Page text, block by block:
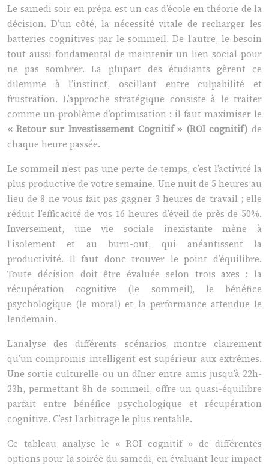
Le samedi soir en prépa est un cas d’école en théorie de la
décision. D’un côté, la nécessité vitale de recharger les
batteries cognitives par le sommeil. De l’autre, le besoin
tout aussi fondamental de maintenir un lien social pour
ne pas sombrer. La plupart des étudiants gèrent ce
dilemme à l’instinct, oscillant entre culpabilité et
frustration. L’approche stratégique consiste à le traiter
comme un problème d’optimisation : il faut maximiser le
« Retour sur Investissement Cognitif » (ROI cognitif) de
chaque heure passée.
Le sommeil n’est pas une perte de temps, c’est l’activité la
plus productive de votre semaine. Une nuit de 5 heures au
lieu de 8 ne vous fait pas gagner 3 heures de travail ; elle
réduit l’efficacité de vos 16 heures d’éveil de près de 50%.
Inversement, une vie sociale inexistante mène à
l’isolement et au burn-out, qui anéantissent la
productivité. Il faut donc trouver le point d’équilibre.
Toute décision doit être évaluée selon trois axes : la
récupération cognitive (le sommeil), le bénéfice
psychologique (le moral) et la performance attendue le
lendemain.
L’analyse des différents scénarios montre clairement
qu’un compromis intelligent est supérieur aux extrêmes.
Une sortie culturelle ou un dîner entre amis jusqu’à 22h-
23h, permettant 8h de sommeil, offre un quasi-équilibre
parfait entre bénéfice psychologique et récupération
cognitive. C’est l’arbitrage le plus rentable.
Ce tableau analyse le « ROI cognitif » de différentes
options pour la soirée du samedi, en évaluant leur impact